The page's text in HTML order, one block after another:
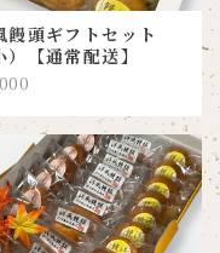
饅頭ギフトセット
）【通常配送】